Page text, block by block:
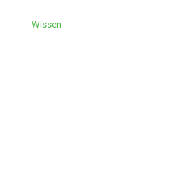
Wissen